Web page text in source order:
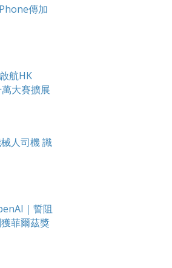
傳加
航HK
大賽擴展
人司機 識
｜誓阻
菲爾茲獎